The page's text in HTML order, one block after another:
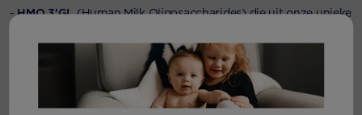
-HMO 3'GL(Human Milk Oligosaccharides) die uit onze unieke
Omega 3 (DHA*/ALA*) & Omega 6 (ARA): ALA* draagt bij tot
de normale ontwikkeling van de hersenen en het zenuwweefsel
Vitamines A, C & D*: dragen bij tot de de normale werking
van het immuunsysteem